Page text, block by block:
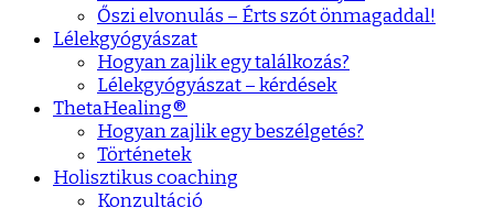
Őszi elvonulás – Érts szót önmagaddal!
Lélekgyógyászat
Hogyan zajlik egy találkozás?
Lélekgyógyászat – kérdések
ThetaHealing®
Hogyan zajlik egy beszélgetés?
Történetek
Holisztikus coaching
Konzultáció